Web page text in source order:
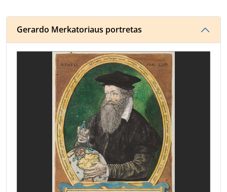
Gerardo Merkatoriaus portretas